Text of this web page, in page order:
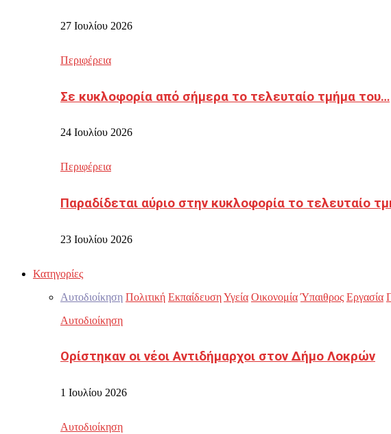
27 Ιουλίου 2026
Περιφέρεια
Σε κυκλοφορία από σήμερα το τελευταίο τμήμα του…
24 Ιουλίου 2026
Περιφέρεια
Παραδίδεται αύριο στην κυκλοφορία το τελευταίο
23 Ιουλίου 2026
Κατηγορίες
Αυτοδιοίκηση Πολιτική ΕκπαίδευσηΥγεία Οικονομία Ύπαιθρος Εργασία
Αυτοδιοίκηση
Ορίστηκαν οι νέοι Αντιδήμαρχοι στον Δήμο Λοκρών
1 Ιουλίου 2026
Αυτοδιοίκηση